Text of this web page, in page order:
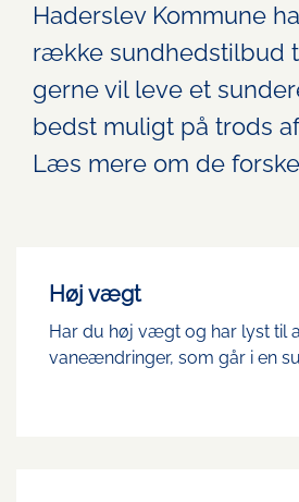
Haderslev Kommune
række sundhedstilbud
gerne vil leve et
bedst muligt på trods
Læs mere om de
Høj vægt
Har du høj vægt og har lyst til
vaneændringer, som går i en